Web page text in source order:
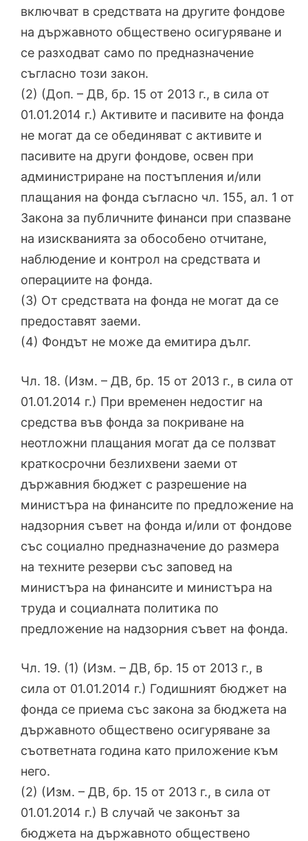
включват в средствата на другите фондове
на държавното обществено осигуряване и
се разходват само по предназначение
съгласно този закон.
(2) (Доп. – ДВ, бр. 15 от 2013 г., в сила от
01.01.2014 г.) Активите и пасивите на фонда
не могат да се обединяват с активите и
пасивите на други фондове, освен при
администриране на постъпления и/или
плащания на фонда съгласно чл. 155, ал. 1 от
Закона за публичните финанси при спазване
на изискванията за обособено отчитане,
наблюдение и контрол на средствата и
операциите на фонда.
(3) От средствата на фонда не могат да се
предоставят заеми.
(4) Фондът не може да емитира дълг.
Чл. 18. (Изм. – ДВ, бр. 15 от 2013 г., в сила от
01.01.2014 г.) При временен недостиг на
средства във фонда за покриване на
неотложни плащания могат да се ползват
краткосрочни безлихвени заеми от
държавния бюджет с разрешение на
министъра на финансите по предложение на
надзорния съвет на фонда и/или от фондове
със социално предназначение до размера
на техните резерви със заповед на
министъра на финансите и министъра на
труда и социалната политика по
предложение на надзорния съвет на фонда.
Чл. 19. (1) (Изм. – ДВ, бр. 15 от 2013 г., в
сила от 01.01.2014 г.) Годишният бюджет на
фонда се приема със закона за бюджета на
държавното обществено осигуряване за
съответната година като приложение към
него.
(2) (Изм. – ДВ, бр. 15 от 2013 г., в сила от
01.01.2014 г.) В случай че законът за
бюджета на държавното обществено